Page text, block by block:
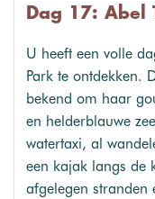
Dag 17: Abel
U heeft een volle
Park te ontdekken.
bekend om haar
en helderblauwe
watertaxi, al
een kajak langs de
afgelegen stranden